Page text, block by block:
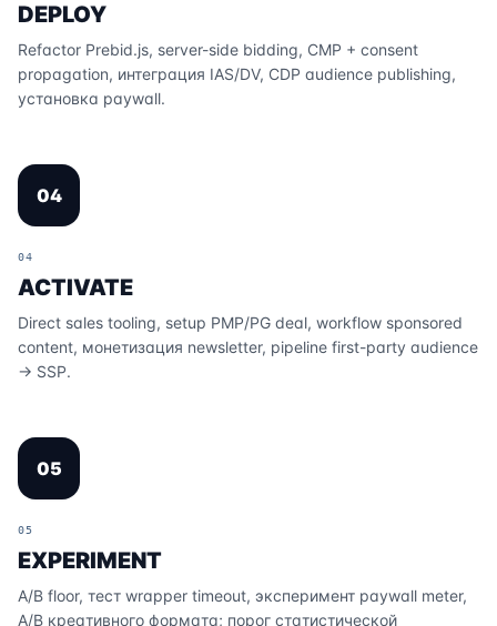
DEPLOY
Refactor Prebid.js, server-side bidding, CMP + consent
propagation, интеграция IAS/DV, CDP audience publishing,
установка paywall.
04
04
ACTIVATE
Direct sales tooling, setup PMP/PG deal, workflow sponsored
content, монетизация newsletter, pipeline first-party audience
→ SSP.
05
05
EXPERIMENT
A/B floor, тест wrapper timeout, эксперимент paywall meter,
A/B креативного формата; порог статистической